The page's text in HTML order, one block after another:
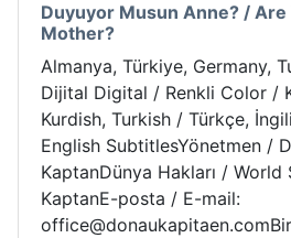
Duyuyor Musun Anne? /
Mother?
Almanya, Türkiye, Germany,
Dijital Digital / Renkli Color /
Kurdish, Turkish / Türkçe,
English SubtitlesYönetmen /
KaptanDünya Hakları / World
KaptanE-posta / E-mail: